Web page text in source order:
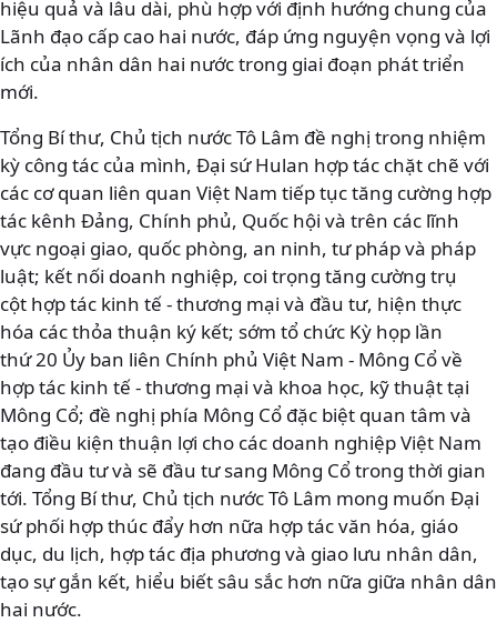
hiệu quả và lâu dài, phù hợp với định hướng chung của
Lãnh đạo cấp cao hai nước, đáp ứng nguyện vọng và lợi
ích của nhân dân hai nước trong giai đoạn phát triển
mới.
Tổng Bí thư, Chủ tịch nước Tô Lâm đề nghị trong nhiệm
kỳ công tác của mình, Đại sứ Hulan hợp tác chặt chẽ với
các cơ quan liên quan Việt Nam tiếp tục tăng cường hợp
tác kênh Đảng, Chính phủ, Quốc hội và trên các lĩnh
vực ngoại giao, quốc phòng, an ninh, tư pháp và pháp
luật; kết nối doanh nghiệp, coi trọng tăng cường trụ
cột hợp tác kinh tế - thương mại và đầu tư, hiện thực
hóa các thỏa thuận ký kết; sớm tổ chức Kỳ họp lần
thứ 20 Ủy ban liên Chính phủ Việt Nam - Mông Cổ về
hợp tác kinh tế - thương mại và khoa học, kỹ thuật tại
Mông Cổ; đề nghị phía Mông Cổ đặc biệt quan tâm và
tạo điều kiện thuận lợi cho các doanh nghiệp Việt Nam
đang đầu tư và sẽ đầu tư sang Mông Cổ trong thời gian
tới. Tổng Bí thư, Chủ tịch nước Tô Lâm mong muốn Đại
sứ phối hợp thúc đẩy hơn nữa hợp tác văn hóa, giáo
dục, du lịch, hợp tác địa phương và giao lưu nhân dân,
tạo sự gắn kết, hiểu biết sâu sắc hơn nữa giữa nhân dân
hai nước.